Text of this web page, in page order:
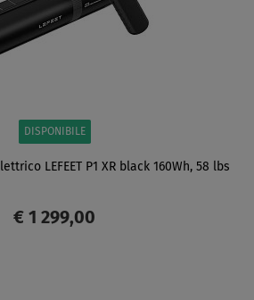
DISPONIBILE
LEFEET P1 XR black 160Wh, 58 lbs
€ 1 299,00